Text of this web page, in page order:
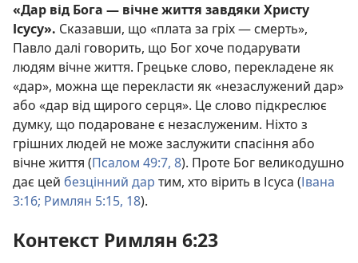
«Дар від Бога — вічне життя завдяки Христу
Ісусу». Сказавши, що «плата за гріх — смерть»,
Павло далі говорить, що Бог хоче подарувати
людям вічне життя. Грецьке слово, перекладене як
«дар», можна ще перекласти як «незаслужений дар»
або «дар від щирого серця». Це слово підкреслює
думку, що подароване є незаслуженим. Ніхто з
грішних людей не може заслужити спасіння або
вічне життя (Псалом 49:7, 8). Проте Бог великодушно
дає цей безцінний дар тим, хто вірить в Ісуса (Івана
3:16; Римлян 5:15, 18).
Контекст Римлян 6:23